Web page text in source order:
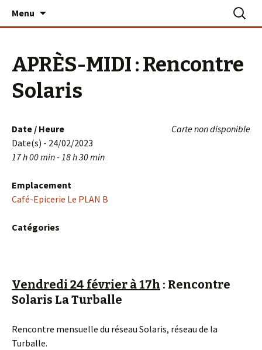
Le PLAN B – La Turballe
Menu
APRÈS-MIDI : Rencontre
Solaris
Carte non disponible
Date / Heure
Date(s) - 24/02/2023
17 h 00 min - 18 h 30 min
Emplacement
Café-Epicerie Le PLAN B
Catégories
Vendredi 24 février à 17h : Rencontre
Solaris La Turballe
Rencontre mensuelle du réseau Solaris, réseau de la
Turballe.